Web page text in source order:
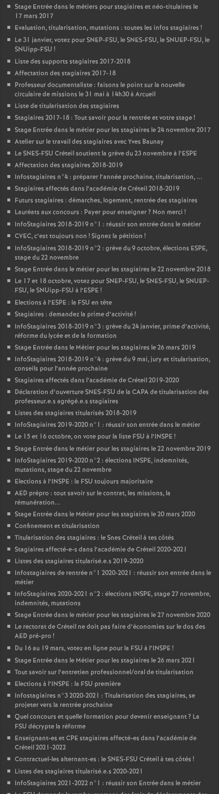
Stage Entrée dans le métiers pour stagiaires et néo-titulaires le
17 mars 2017
Evaluation, titularisation, mutations : toutes les infos stagiaires !
Le 31 janvier, votez pourSNEP-FSU, leSNES-FSU, leSNUEP-FSU, le
SNUipp-FSU !
Liste des supports stagiaires 2017-2018
Affectation des stagiaires 2017-18
Professeur documentaliste : faisons le point sur la nouvelle
circulaire de missions le 31 mai à 14h30 à Arcueil
Liste de titularisation des stagiaires
Stagiaires 2017-18 : Tout savoir pour la rentrée et votre stage!
Stage Entrée dans le métier pour les stagiaires le 24 novembre 2017
Atelier sur le travail des stagiaires avec Yves Baunay
LeSNES-FSU Créteil soutient la grève du 23 novembre à l’ESPE
Affectation des stagiaires 2018-2019
Infostagiaires n°4 : préparer l’année prochaine, titularisation, ...
Stagiaires affectés dans l’académie de Créteil 2018-2019
Futurs stagiaires : démarches, logement, rentrée des stagiaires
Lauréats aux concours : Payer pour enseigner? Non merci !
InfoStagiaires 2018-2019 n°1 : réussir son entrée dans le métier
CVEC, c’est toujours non ! Signez la pétition !
InfoStagiaires 2018-2019 n°2 : grève du 9 octobre, élections ESPE,
stage du 22 novembre
Stage Entrée dans le métier pour les stagiaires le 22 novembre 2018
Le 17 et 18 octobre, votez pourSNEP-FSU, leSNES-FSU, leSNUEP-
FSU, le SNUipp-FSU à l’ESPE !
Elections à l’ESPE : la FSU en tête
Stagiaires : demandez la prime d’activité!
InfoStagiaires 2018-2019 n°3 : grève du 24 janvier, prime d’activité,
réforme du lycée et de la formation
Stage Entrée dans le Métier pour les stagiaires le 26 mars 2019
InfoStagiaires 2018-2019 n°4 : grève du 9 mai, jury et titularisation,
conseils pour l’année prochaine
Stagiaires affectés dans l’académie de Créteil 2019-2020
Déclaration d’ouvertureSNES-FSU de la CAPAde titularisation des
professeur.e.s agrégé.e.s stagiaires
Listes des stagiaires titularisés 2018-2019
InfoStagiaires 2019-2020 n°1 : réussir son entrée dans le métier
Le 15 et 16 octobre, on vote pour la liste FSU à l’INSPE !
Stage Entrée dans le métier pour les stagiaires le 22 novembre 2019
InfoStagiaires 2019-2020 n°2 : élections INSPE, indemnités,
mutations, stage du 22 novembre
Elections à l’INSPE : la FSU toujours majoritaire
AED prépro : tout savoir sur le contrat, les missions, la
rémunération...
Stage Entrée dans le Métier pour les stagiaires le 20 mars 2020
Confinement et titularisation
Titularisation des stagiaires : le Snes Créteil à tes côtés
Stagiaires affecté-e-s dans l’académie de Créteil 2020-2021
Listes des stagiaires titularisé.e.s 2019-2020
Infostagiaires de rentrée n°1 2020-2021 : réussir son entrée dans le
métier
InfoStagiaires 2020-2021 n°2 : élections INSPE, stage 27 novembre,
indemnités, mutations
Stage Entrée dans le métier pour les stagiaires le 27 novembre 2020
Le rectorat de Créteil ne doit pas faire d’économies sur le dos des
AED pré-pro !
Du 16 au 19 mars, votez en ligne pour la FSU à l’INSPE !
Stage Entrée dans le Métier pour les stagiaires le 26 mars 2021
Tout savoir sur l’entretien professionnel/oral de titularisation
Elections à l’INSPE : la FSU première
Infostagiaires n°3 2020-2021 : Titularisation des stagiaires, se
projeter vers la rentrée prochaine
Quel concours et quelle formation pour devenir enseignant? La
FSU décrypte la réforme
Enseignant-es etCPE stagiaires affecté-es dans l’académie de
Créteil 2021-2022
Contractuel-les alternant-es : leSNES-FSU Créteil à tes côtés !
Listes des stagiaires titularisé.e.s 2020-2021
InfoStagiaires 2021-2022 n°1 : réussir son Entrée dans le métier